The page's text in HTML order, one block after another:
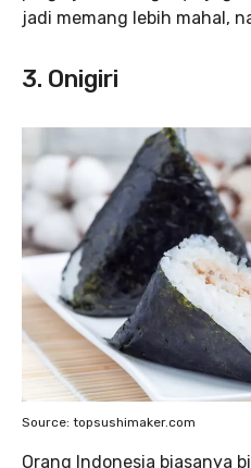
jadi memang lebih mahal,
3. Onigiri
Source: topsushimaker.com
Orang Indonesia biasanya